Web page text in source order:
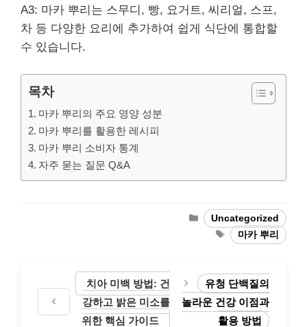
A3: 마카 뿌리는 스무디, 빵, 요거트, 씨리얼, 스프,
차 등 다양한 요리에 추가하여 쉽게 식단에 통합할
수 있습니다.
목차
마카 뿌리의 주요 영양 성분
마카 뿌리를 활용한 레시피
마카 뿌리 소비자 통계
자주 묻는 질문 Q&A
Categories
Uncategorized
Tags마카 뿌리
치아 미백 방법: 건
강하고 밝은 미소를
위한 핵심 가이드
유청 단백질의
놀라운 건강 이점과
활용 방법